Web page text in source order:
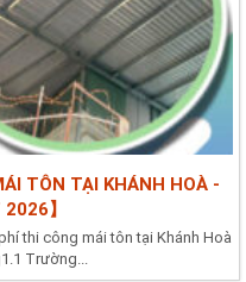
TÔN TẠI KHÁNH HOÀ -
2026】
thi công mái tôn tại Khánh Hoà
Trường...